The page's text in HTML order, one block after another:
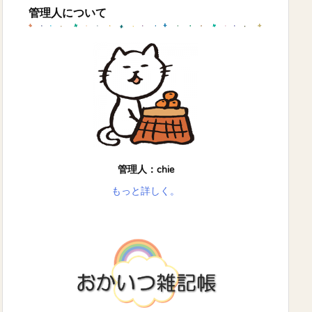
管理人について
管理人：chie
もっと詳しく。